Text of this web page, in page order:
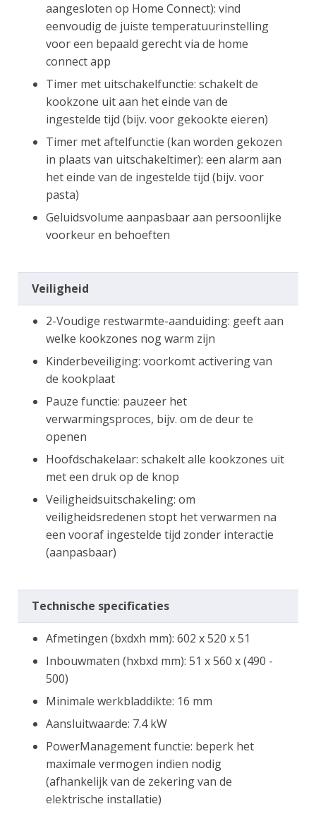
aangesloten op Home Connect): vind
eenvoudig de juiste temperatuurinstelling
voor een bepaald gerecht via de home
connect app
Timer met uitschakelfunctie: schakelt de
kookzone uit aan het einde van de
ingestelde tijd (bijv. voor gekookte eieren)
Timer met aftelfunctie (kan worden gekozen
in plaats van uitschakeltimer): een alarm aan
het einde van de ingestelde tijd (bijv. voor
pasta)
Geluidsvolume aanpasbaar aan persoonlijke
voorkeur en behoeften
Veiligheid
2-Voudige restwarmte-aanduiding: geeft aan
welke kookzones nog warm zijn
Kinderbeveiliging: voorkomt activering van
de kookplaat
Pauze functie: pauzeer het
verwarmingsproces, bijv. om de deur te
openen
Hoofdschakelaar: schakelt alle kookzones uit
met een druk op de knop
Veiligheidsuitschakeling: om
veiligheidsredenen stopt het verwarmen na
een vooraf ingestelde tijd zonder interactie
(aanpasbaar)
Technische specificaties
Afmetingen (bxdxh mm): 602 x 520 x 51
Inbouwmaten (hxbxd mm): 51 x 560 x (490 -
500)
Minimale werkbladdikte: 16 mm
Aansluitwaarde: 7.4 kW
PowerManagement functie: beperk het
maximale vermogen indien nodig
(afhankelijk van de zekering van de
elektrische installatie)